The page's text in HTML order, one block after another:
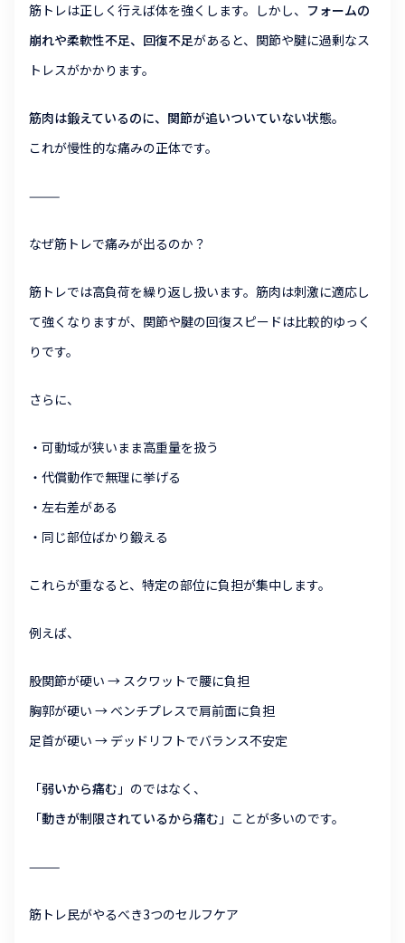
筋トレは正しく行えば体を強くします。しかし、 フォームの
崩れや柔軟性不足、回復不足があると、関節や腱に過剰なス
トレスがかかります。
筋肉は鍛えているのに、関節が追いついていない状態。
これが慢性的な痛みの正体です。
⸻
なぜ筋トレで痛みが出るのか？
筋トレでは高負荷を繰り返し扱います。筋肉は刺激に適応し
て強くなりますが、関節や腱の回復スピードは比較的ゆっく
りです。
さらに、
・可動域が狭いまま高重量を扱う
・代償動作で無理に挙げる
・左右差がある
・同じ部位ばかり鍛える
これらが重なると、特定の部位に負担が集中します。
例えば、
股関節が硬い → スクワットで腰に負担
胸郭が硬い → ベンチプレスで肩前面に負担
足首が硬い → デッドリフトでバランス不安定
「弱いから痛む 」のではなく、
「動きが制限されているから痛む 」ことが多いのです。
⸻
筋トレ民がやるべき3つのセルフケア